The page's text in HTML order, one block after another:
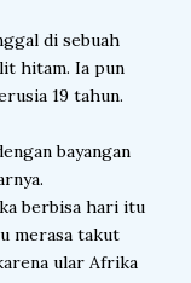
di sebuah
hitam. Ia pun
19 tahun.
bayangan
berbisa hari itu
merasa takut
ular Afrika